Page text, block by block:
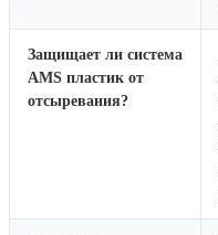
Защищает ли система
AMS пластик от
отсыревания?